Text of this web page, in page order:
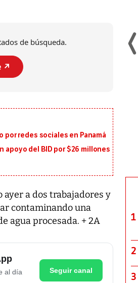
de búsqueda.
↗️
redes sociales en Panamá
apoyo del BID por $26 millones
ayer a dos trabajadores y
contaminando una
agua procesada. + 2A
al día
Seguir canal
de Brasil, Luiz Inácio Lula
1
2
3